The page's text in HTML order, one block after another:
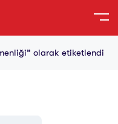
olarak etiketlendi